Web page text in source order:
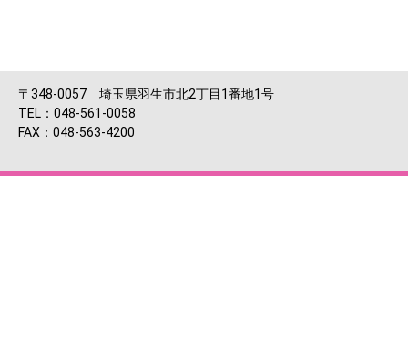
〒348-0057 埼玉県羽生市北2丁目1番地1号
TEL：048-561-0058
FAX：048-563-4200